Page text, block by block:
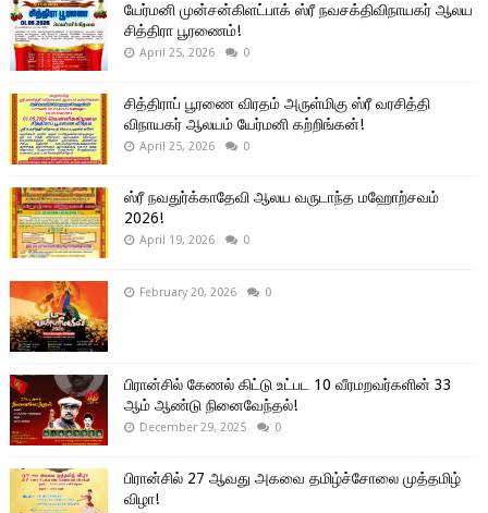
யேர்மனி முன்சன்கிளட்பாக் ஸ்ரீ நவசக்திவிநாயகர் ஆலய
சித்திரா பூரணைம்!
April 25, 2026 0
சித்திராப் பூரணை விரதம் அருள்மிகு ஸ்ரீ வரசித்தி
விநாயகர் ஆலயம் யேர்மனி கற்றிங்கன்!
April 25, 2026 0
ஸ்ரீ நவதுர்க்காதேவி ஆலய வருடாந்த மஹோற்சவம்
2026!
April 19, 2026 0
February 20, 2026 0
பிரான்சில் கேணல் கிட்டு உட்பட 10 வீரமறவர்களின் 33
ஆம் ஆண்டு நினைவேந்தல்!
December 29, 2025 0
பிரான்சில் 27 ஆவது அகவை தமிழ்ச்சோலை முத்தமிழ்
விழா!